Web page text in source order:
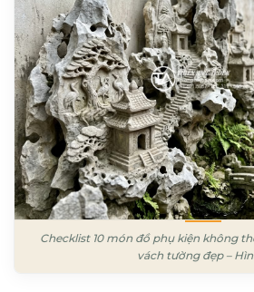
Checklist 10 món đồ phụ kiện không
vách tường đẹp –